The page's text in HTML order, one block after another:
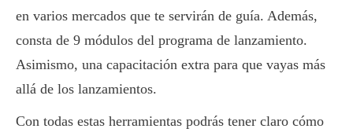
en varios mercados que te servirán de guía. Además,
consta de 9 módulos del programa de lanzamiento.
Asimismo, una capacitación extra para que vayas más
allá de los lanzamientos.
Con todas estas herramientas podrás tener claro cómo